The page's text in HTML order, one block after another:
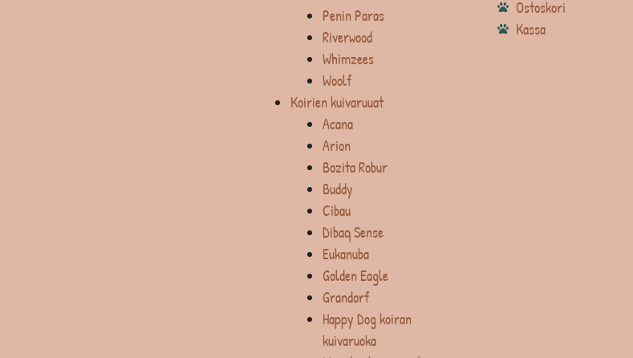
Penin Paras
Riverwood
Whimzees
Woolf
Koirien kuivaruuat
Acana
Arion
Bozita Robur
Buddy
Cibau
Dibaq Sense
Eukanuba
Golden Eagle
Grandorf
Happy Dog koiran
kuivaruoka
Ostoskori
Kassa